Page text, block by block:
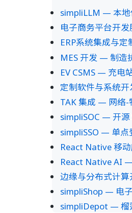
simpliLLM — 本地
电子商务平台开发
ERP系统集成与定
MES 开发 — 制造
EV CSMS — 充电
定制软件与系统开
TAK 集成 — 网络-
simpliSOC — 开源
simpliSSO — 单点
React Native 移
React Native AI
边缘与分布式计算
simpliShop — 电
simpliDepot — 榴